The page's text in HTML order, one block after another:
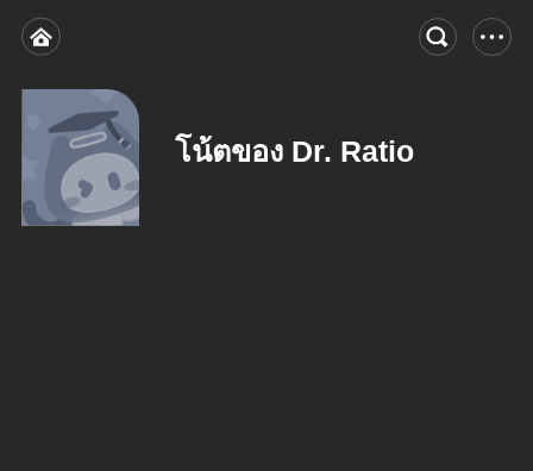
โน้ตของ Dr. Ratio